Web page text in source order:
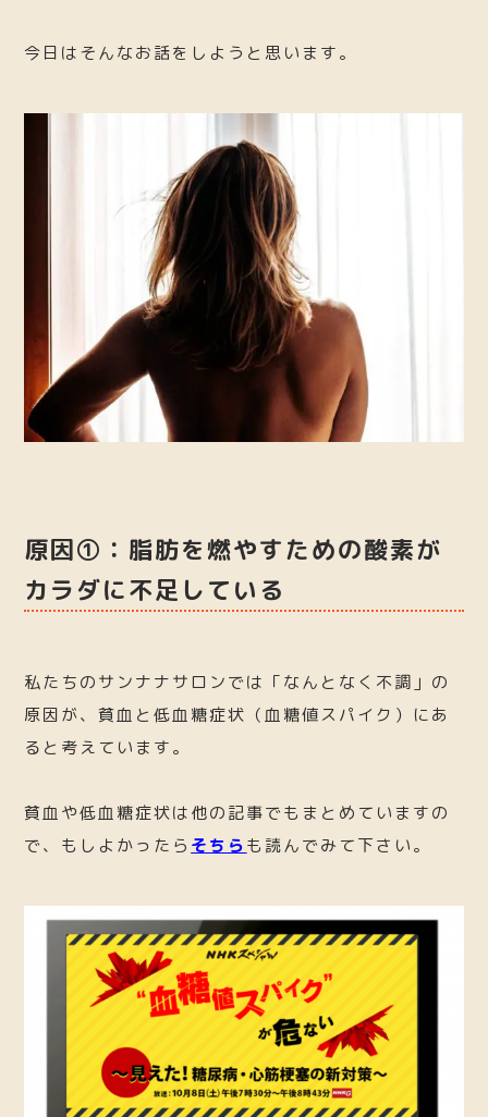
今日はそんなお話をしようと思います。
原因①：脂肪を燃やすための酸素が
カラダに不足している
私たちのサンナナサロンでは「なんとなく不調」の
原因が、貧血と低血糖症状（血糖値スパイク）にあ
ると考えています。
貧血や低血糖症状は他の記事でもまとめていますの
で、もしよかったら そちらも読んでみて下さい。